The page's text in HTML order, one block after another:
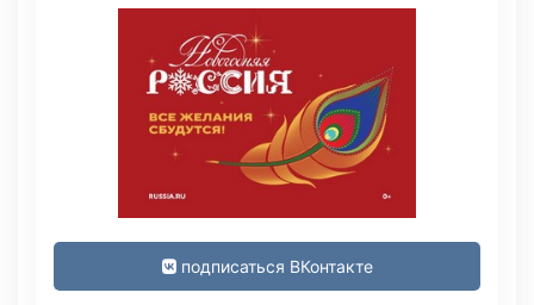
подписаться ВКонтакте